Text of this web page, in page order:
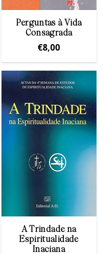
Perguntas à Vida
Consagrada
€8,00
A Trindade na
Espiritualidade
Inaciana